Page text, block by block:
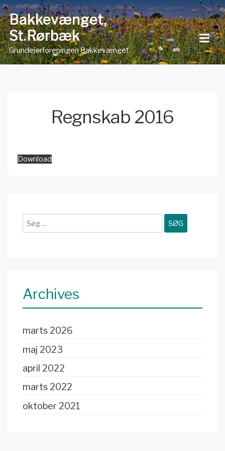
Skip
to
content
Bakkevænget,
St.Rørbæk
Grundejerforeningen Bakkevænget
Regnskab 2016
Download
efter:
Archives
marts 2026
maj 2023
april 2022
marts 2022
oktober 2021